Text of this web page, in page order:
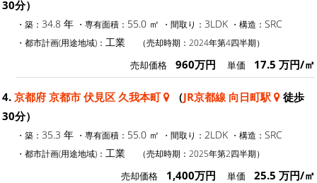
30分）
・築： 34.8 年 ・専有面積： 55.0 ㎡ ・間取り： 3LDK ・構造： SRC
・都市計画(用途地域)： 工業 （売却時期：2024年第4四半期）
売却価格 960万円 単価 17.5 万円/㎡
4. 京都府 京都市 伏見区 久我本町 （JR京都線 向日町駅
徒歩
30分）
・築： 35.3 年 ・専有面積： 55.0 ㎡ ・間取り： 2LDK ・構造： SRC
・都市計画(用途地域)： 工業 （売却時期：2025年第2四半期）
売却価格 1,400万円 単価 25.5 万円/㎡